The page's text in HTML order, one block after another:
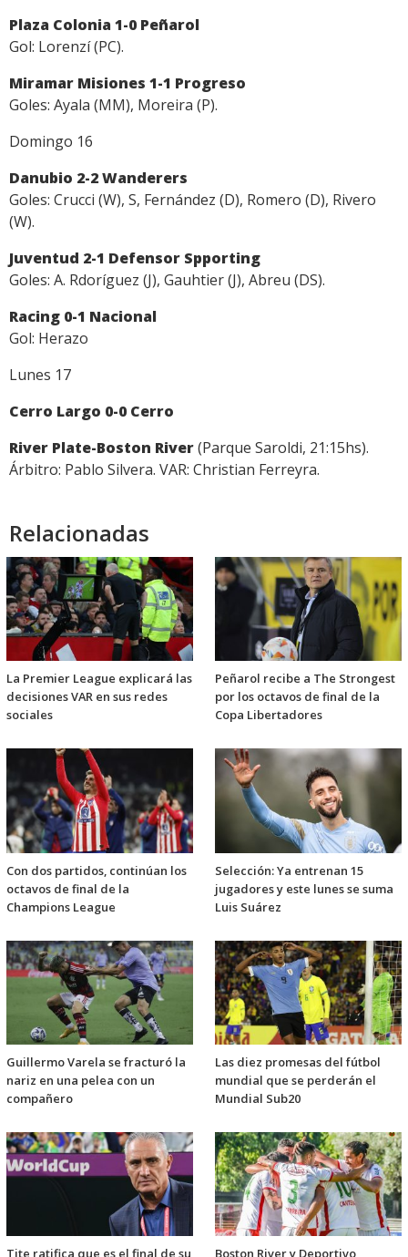
Plaza Colonia 1-0 Peñarol
Gol: Lorenzí (PC).
Miramar Misiones 1-1 Progreso
Goles: Ayala (MM), Moreira (P).
Domingo 16
Danubio 2-2 Wanderers
Goles: Crucci (W), S, Fernández (D), Romero (D), Rivero
(W).
Juventud 2-1 Defensor Spporting
Goles: A. Rdoríguez (J), Gauhtier (J), Abreu (DS).
Racing 0-1 Nacional
Gol: Herazo
Lunes 17
Cerro Largo 0-0 Cerro
River Plate-Boston River(Parque Saroldi, 21:15hs).
Árbitro: Pablo Silvera. VAR: Christian Ferreyra.
Relacionadas
La Premier League explicará las
decisiones VAR en sus redes
sociales
Peñarol recibe a The Strongest
por los octavos de final de la
Copa Libertadores
Con dos partidos, continúan los
octavos de final de la
Champions League
Selección: Ya entrenan 15
jugadores y este lunes se suma
Luis Suárez
Guillermo Varela se fracturó la
nariz en una pelea con un
compañero
Las diez promesas del fútbol
mundial que se perderán el
Mundial Sub20
Tite ratifica que es el final de su Boston River y Deportivo